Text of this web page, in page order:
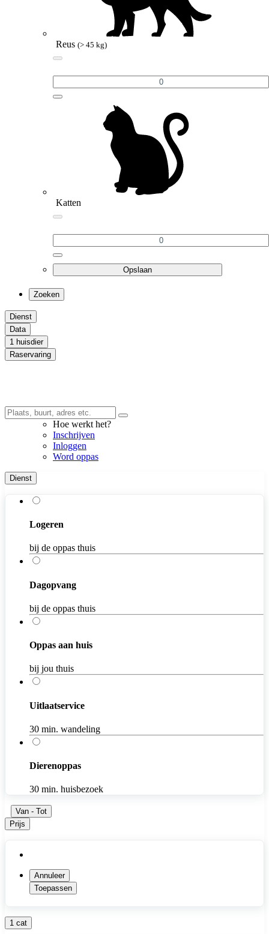
Reus (> 45 kg)
Katten
Opslaan
Zoeken
Dienst
Data
1 huisdier
Raservaring
Hoe werkt het?
Inschrijven
Inloggen
Word oppas
Dienst
Logeren
bij de oppas thuis
Dagopvang
bij de oppas thuis
Oppas aan huis
bij jou thuis
Uitlaatservice
30 min. wandeling
Dierenoppas
30 min. huisbezoek
Van - Tot
Prijs
Annuleer
Toepassen
1 cat